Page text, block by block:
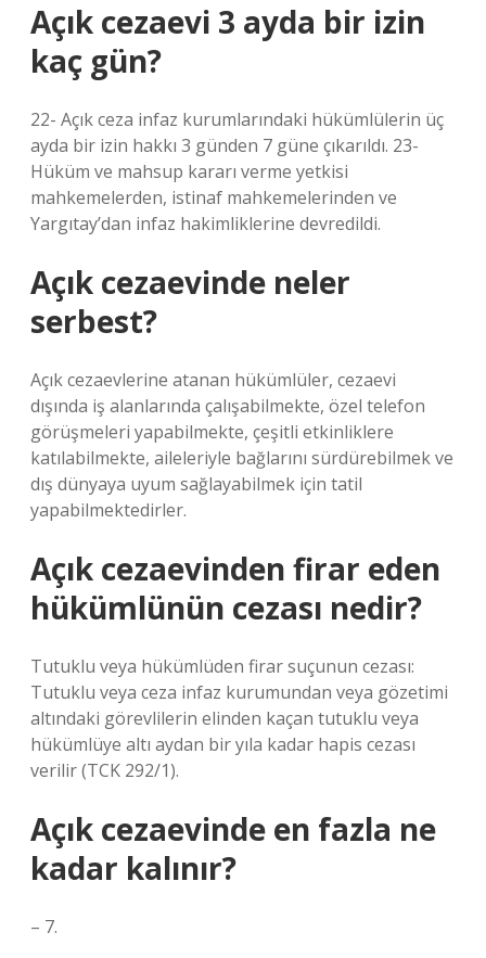
Açık cezaevi 3 ayda bir izin
kaç gün?
22- Açık ceza infaz kurumlarındaki hükümlülerin üç
ayda bir izin hakkı 3 günden 7 güne çıkarıldı. 23-
Hüküm ve mahsup kararı verme yetkisi
mahkemelerden, istinaf mahkemelerinden ve
Yargıtay’dan infaz hakimliklerine devredildi.
Açık cezaevinde neler
serbest?
Açık cezaevlerine atanan hükümlüler, cezaevi
dışında iş alanlarında çalışabilmekte, özel telefon
görüşmeleri yapabilmekte, çeşitli etkinliklere
katılabilmekte, aileleriyle bağlarını sürdürebilmek ve
dış dünyaya uyum sağlayabilmek için tatil
yapabilmektedirler.
Açık cezaevinden firar eden
hükümlünün cezası nedir?
Tutuklu veya hükümlüden firar suçunun cezası:
Tutuklu veya ceza infaz kurumundan veya gözetimi
altındaki görevlilerin elinden kaçan tutuklu veya
hükümlüye altı aydan bir yıla kadar hapis cezası
verilir (TCK 292/1).
Açık cezaevinde en fazla ne
kadar kalınır?
– 7.